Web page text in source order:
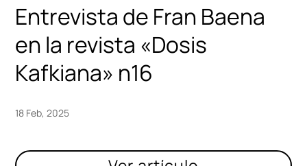
Entrevista de Fran Baena
en la revista «Dosis
Kafkiana» n16
18 Feb, 2025